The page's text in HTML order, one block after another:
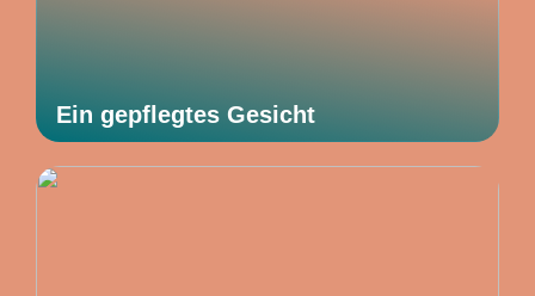
Ein gepflegtes Gesicht